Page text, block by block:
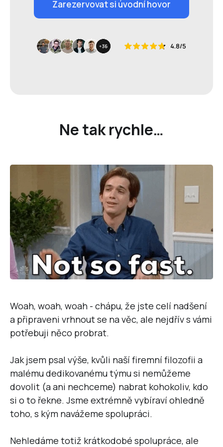
Zarezervovat si úvodní hovor
Ne tak rychle…
Woah, woah, woah - chápu, že jste celí nadšení
a připraveni vrhnout se na věc, ale nejdřív s vámi
potřebuji něco probrat.
Jak jsem psal výše, kvůli naší firemní filozofii a
malému dedikovanému týmu si nemůžeme
dovolit (a ani nechceme) nabrat kohokoliv, kdo
si o to řekne. Jsme extrémně vybíraví ohledně
toho, s kým navážeme spolupráci.
Nehledáme totiž krátkodobé spolupráce, ale